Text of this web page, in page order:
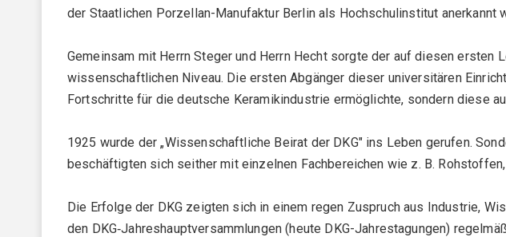
der Staatlichen Porzellan-Manufaktur Berlin als Hochschulinstitut anerkannt
Gemeinsam mit Herrn Steger und Herrn Hecht sorgte der auf diesen ersten
wissenschaftlichen Niveau. Die ersten Abgänger dieser universitären
Fortschritte für die deutsche Keramikindustrie ermöglichte, sondern diese
1925 wurde der „Wissenschaftliche Beirat der DKG" ins Leben gerufen.
beschäftigten sich seither mit einzelnen Fachbereichen wie z. B.
Die Erfolge der DKG zeigten sich in einem regen Zuspruch aus Industrie,
den DKG‑Jahreshauptversammlungen (heute DKG-Jahrestagungen)